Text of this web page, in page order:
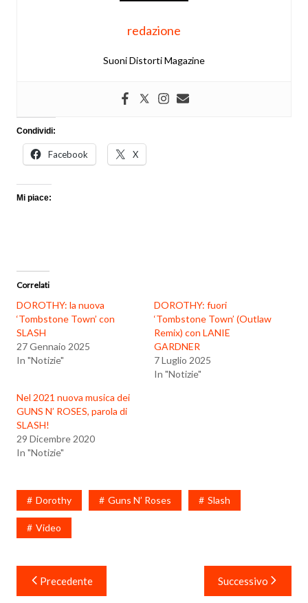
redazione
Suoni Distorti Magazine
Condividi:
Facebook X
Mi piace:
Correlati
DOROTHY: la nuova
‘Tombstone Town’ con
SLASH
27 Gennaio 2025
In "Notizie"
DOROTHY: fuori
‘Tombstone Town’ (Outlaw
Remix) con LANIE
GARDNER
7 Luglio 2025
In "Notizie"
Nel 2021 nuova musica dei
GUNS N’ ROSES, parola di
SLASH!
29 Dicembre 2020
In "Notizie"
Dorothy Guns N’ Roses Slash
Video
Navigazione
articoli
Precedente Successivo